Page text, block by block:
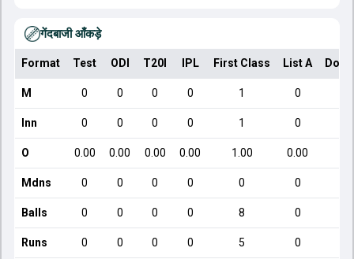
गेंदबाजी आँकड़े
Format Test ODI T20I IPL First Class List A
M 0 0 0 0 1 0
Inn 0 0 0 0 1 0
O 0.00 0.00 0.00 0.00 1.00 0.00
Mdns 0 0 0 0 0 0
Balls 0 0 0 0 8 0
Runs 0 0 0 0 5 0